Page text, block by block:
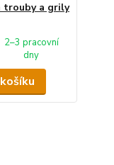
trouby a grily
2–3 pracovní
dny